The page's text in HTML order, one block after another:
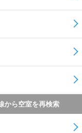
ら空室を再検索